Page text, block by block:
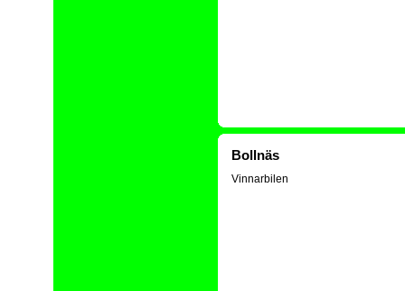
Bollnäs
Vinnarbilen